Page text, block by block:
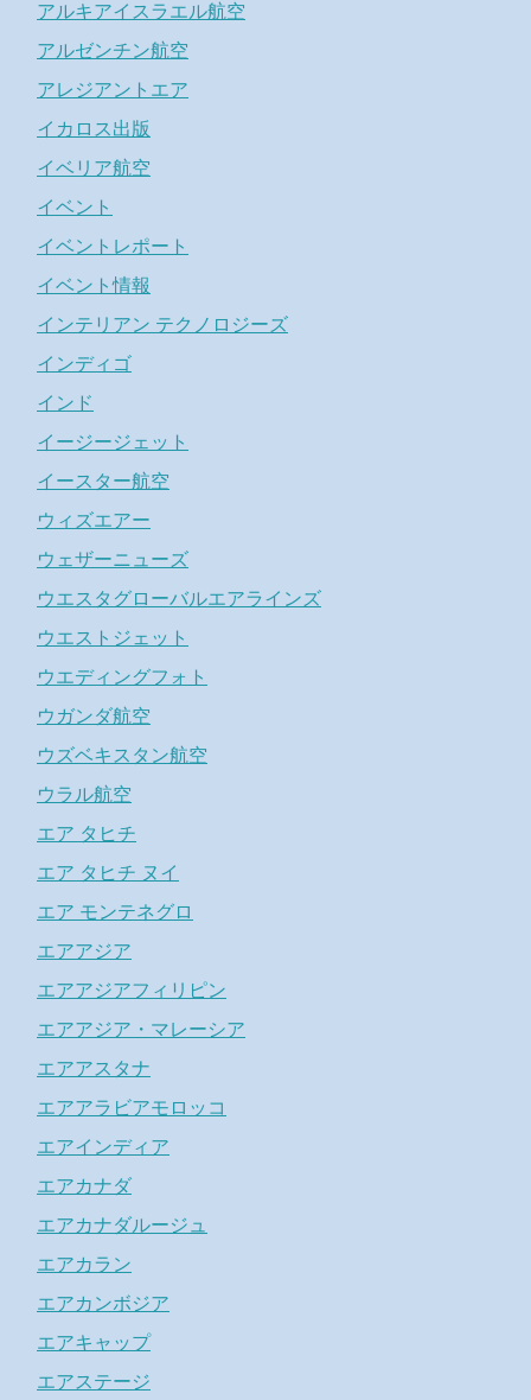
アルキアイスラエル航空
アルゼンチン航空
アレジアントエア
イカロス出版
イベリア航空
イベント
イベントレポート
イベント情報
インテリアン テクノロジーズ
インディゴ
インド
イージージェット
イースター航空
ウィズエアー
ウェザーニューズ
ウエスタグローバルエアラインズ
ウエストジェット
ウエディングフォト
ウガンダ航空
ウズベキスタン航空
ウラル航空
エア タヒチ
エア タヒチ ヌイ
エア モンテネグロ
エアアジア
エアアジアフィリピン
エアアジア・マレーシア
エアアスタナ
エアアラビアモロッコ
エアインディア
エアカナダ
エアカナダルージュ
エアカラン
エアカンボジア
エアキャップ
エアステージ